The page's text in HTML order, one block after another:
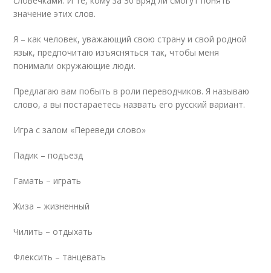
значение этих слов.
Я – как человек, уважающий свою страну и свой родной
язык, предпочитаю изъясняться так, чтобы меня
понимали окружающие люди.
Предлагаю вам побыть в роли переводчиков. Я называю
слово, а вы постараетесь назвать его русский вариант.
Игра с залом «Переведи слово»
Падик – подъезд
Гамать – играть
Жиза – жизненный
Чилить – отдыхать
Флексить – танцевать